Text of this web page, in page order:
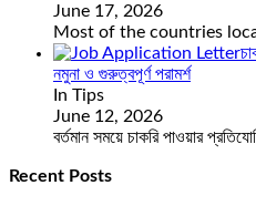
June 17, 2026
Most of the countries
নমুনা ও গুরুত্বপূর্ণ পরামর্শ
In Tips
June 12, 2026
বর্তমান সময়ে চাকরি পাওয়ার
Recent Posts